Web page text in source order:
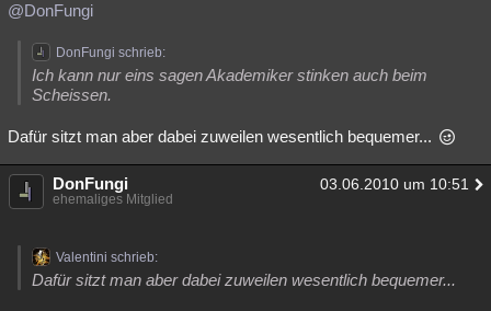
@DonFungi
DonFungi schrieb:
Ich kann nur eins sagen Akademiker stinken auch beim
Scheissen.
Dafür sitzt man aber dabei zuweilen wesentlich bequemer...
DonFungi 03.06.2010 um 10:51
ehemaliges Mitglied
Valentini schrieb:
Dafür sitzt man aber dabei zuweilen wesentlich bequemer...